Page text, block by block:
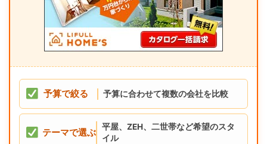
予算で絞る 予算に合わせて複数の会社を比較
テーマで選ぶ
平屋、ZEH、二世帯など希望のスタ
イル